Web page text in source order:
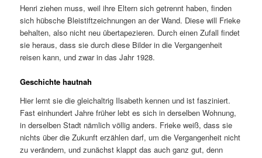
Henri ziehen muss, weil ihre Eltern sich getrennt haben, finden
sich hübsche Bleistiftzeichnungen an der Wand. Diese will Frieke
behalten, also nicht neu übertapezieren. Durch einen Zufall findet
sie heraus, dass sie durch diese Bilder in die Vergangenheit
reisen kann, und zwar in das Jahr 1928.
Geschichte hautnah
Hier lernt sie die gleichaltrig Ilsabeth kennen und ist fasziniert.
Fast einhundert Jahre früher lebt es sich in derselben Wohnung,
in derselben Stadt nämlich völlig anders. Frieke weiß, dass sie
nichts über die Zukunft erzählen darf, um die Vergangenheit nicht
zu verändern, und zunächst klappt das auch ganz gut, denn